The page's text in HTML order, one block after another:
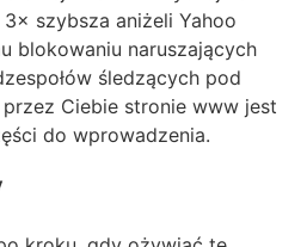
szybsza aniżeli Yahoo
blokowaniu naruszających
śledzących pod
Ciebie stronie www jest
do wprowadzenia.